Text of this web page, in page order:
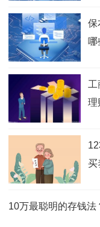
保
哪
工
理
买
10万最聪明的存钱法